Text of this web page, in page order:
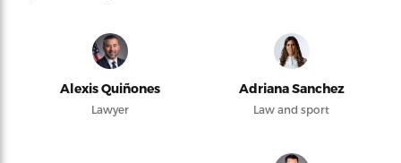
Alexis Quiñones
Lawyer
Adriana Sanchez
Law and sport